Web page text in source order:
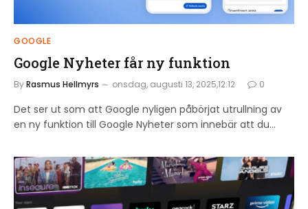
GOOGLE
Google Nyheter får ny funktion
ByRasmus Hellmyrs onsdag, augusti 13, 2025,12:12 0
Det ser ut som att Google nyligen påbörjat utrullning av
en ny funktion till Google Nyheter som innebär att du…